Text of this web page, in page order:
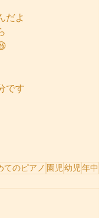
だよ
です
てのピアノ 園児幼児年中